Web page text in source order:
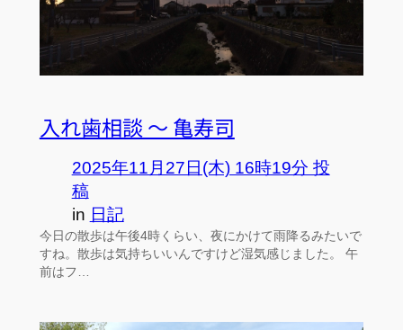
入れ歯相談 ～ 亀寿司
2025年11月27日(木) 16時19分 投
稿
in 日記
今日の散歩は午後4時くらい、夜にかけて雨降るみたいで
すね。散歩は気持ちいいんですけど湿気感じました。 午
前はフ…